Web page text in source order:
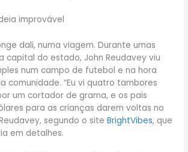
improvável
dali, numa viagem. Durante umas
capital do estado, John Reudavey viu
num campo de futebol e na hora
comunidade. “Eu vi quatro tambores
um cortador de grama, e os pais
para as crianças darem voltas no
segundo o siteBrightVibes, que
em detalhes.